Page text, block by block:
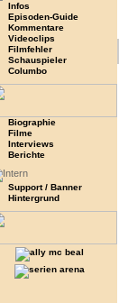
Infos
Episoden-Guide
Kommentare
Videoclips
Filmfehler
Schauspieler
Columbo
Biographie
Filme
Interviews
Berichte
Support / Banner
Hintergrund